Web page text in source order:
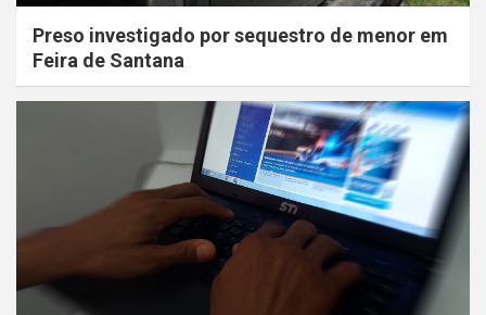
Preso investigado por sequestro de menor em
Feira de Santana